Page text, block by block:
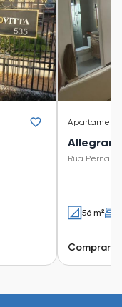
Allegrare
Rua
56 m²
Comprar: